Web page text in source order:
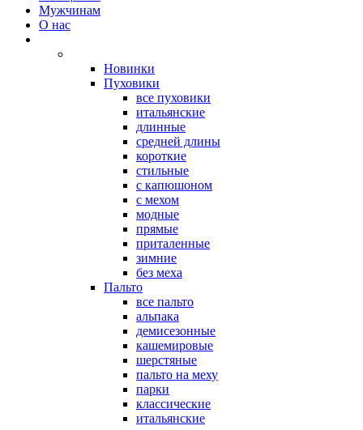
Мужчинам
О нас
Новинки
Пуховики
все пуховики
итальянские
длинные
средней длины
короткие
стильные
с капюшоном
с мехом
модные
прямые
приталенные
зимние
без меха
Пальто
все пальто
альпака
демисезонные
кашемировые
шерстяные
пальто на меху
парки
классические
итальянские